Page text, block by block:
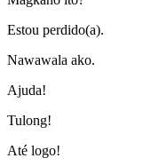
Estou perdido(a).
Nawawala ako.
Ajuda!
Tulong!
Até logo!